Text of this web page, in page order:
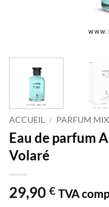
ACCUEIL / PARFUM
Eau de parfum
Volaré
29,90 € TVA